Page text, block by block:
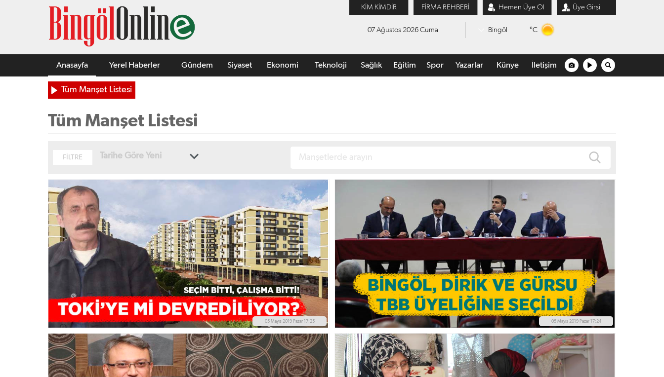
KİM KİMDİR FİRMA REHBERİ Hemen Üye Ol Üye Girşi
07 Ağustos 2026 Cuma Bingöl °C
Anasayfa Yerel Haberler Gündem Siyaset Ekonomi Teknoloji Sağlık Eğitim Spor Yazarlar Künye İletişim
Tüm Manşet Listesi
Tüm Manşet Listesi
FİLTRE Tarihe Göre Yeni
05 Mayıs 2019 Pazar 17:25 05 Mayıs 2019 Pazar 17:24